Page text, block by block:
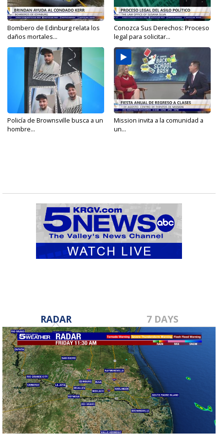
Bombero de Edinburg relata los
daños mortales...
Conozca Sus Derechos: Proceso
legal para solicitar...
Policía de Brownsville busca a un
hombre...
Mission invita a la comunidad a
un...
RADAR 7 DAYS